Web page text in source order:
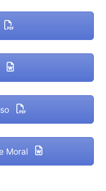
Moral